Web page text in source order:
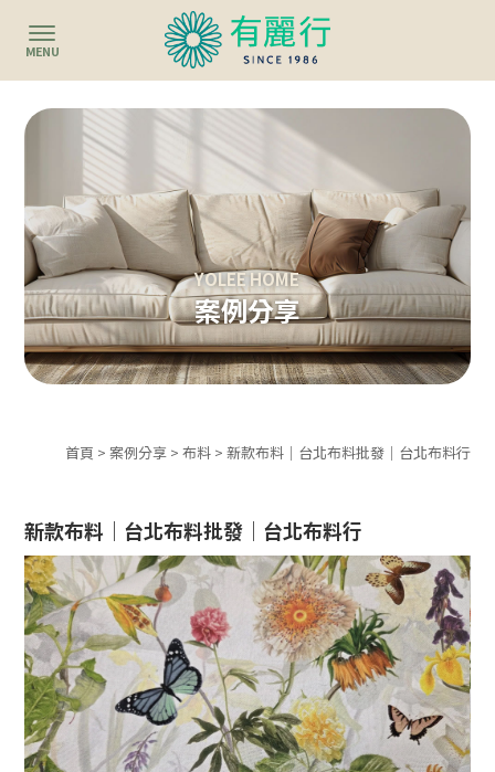
案例分享
首頁 > 案例分享> 布料> 新款布料｜台北布料批發｜台北布料行
新款布料｜台北布料批發｜台北布料行